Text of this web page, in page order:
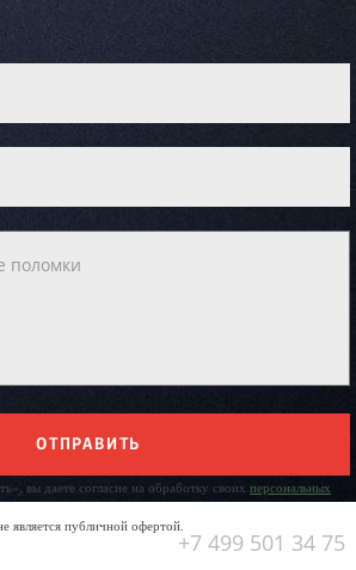
ОТПРАВИТЬ
вы даете согласие на обработку своих персональных
является публичной офертой.
+7 499 501 34 75